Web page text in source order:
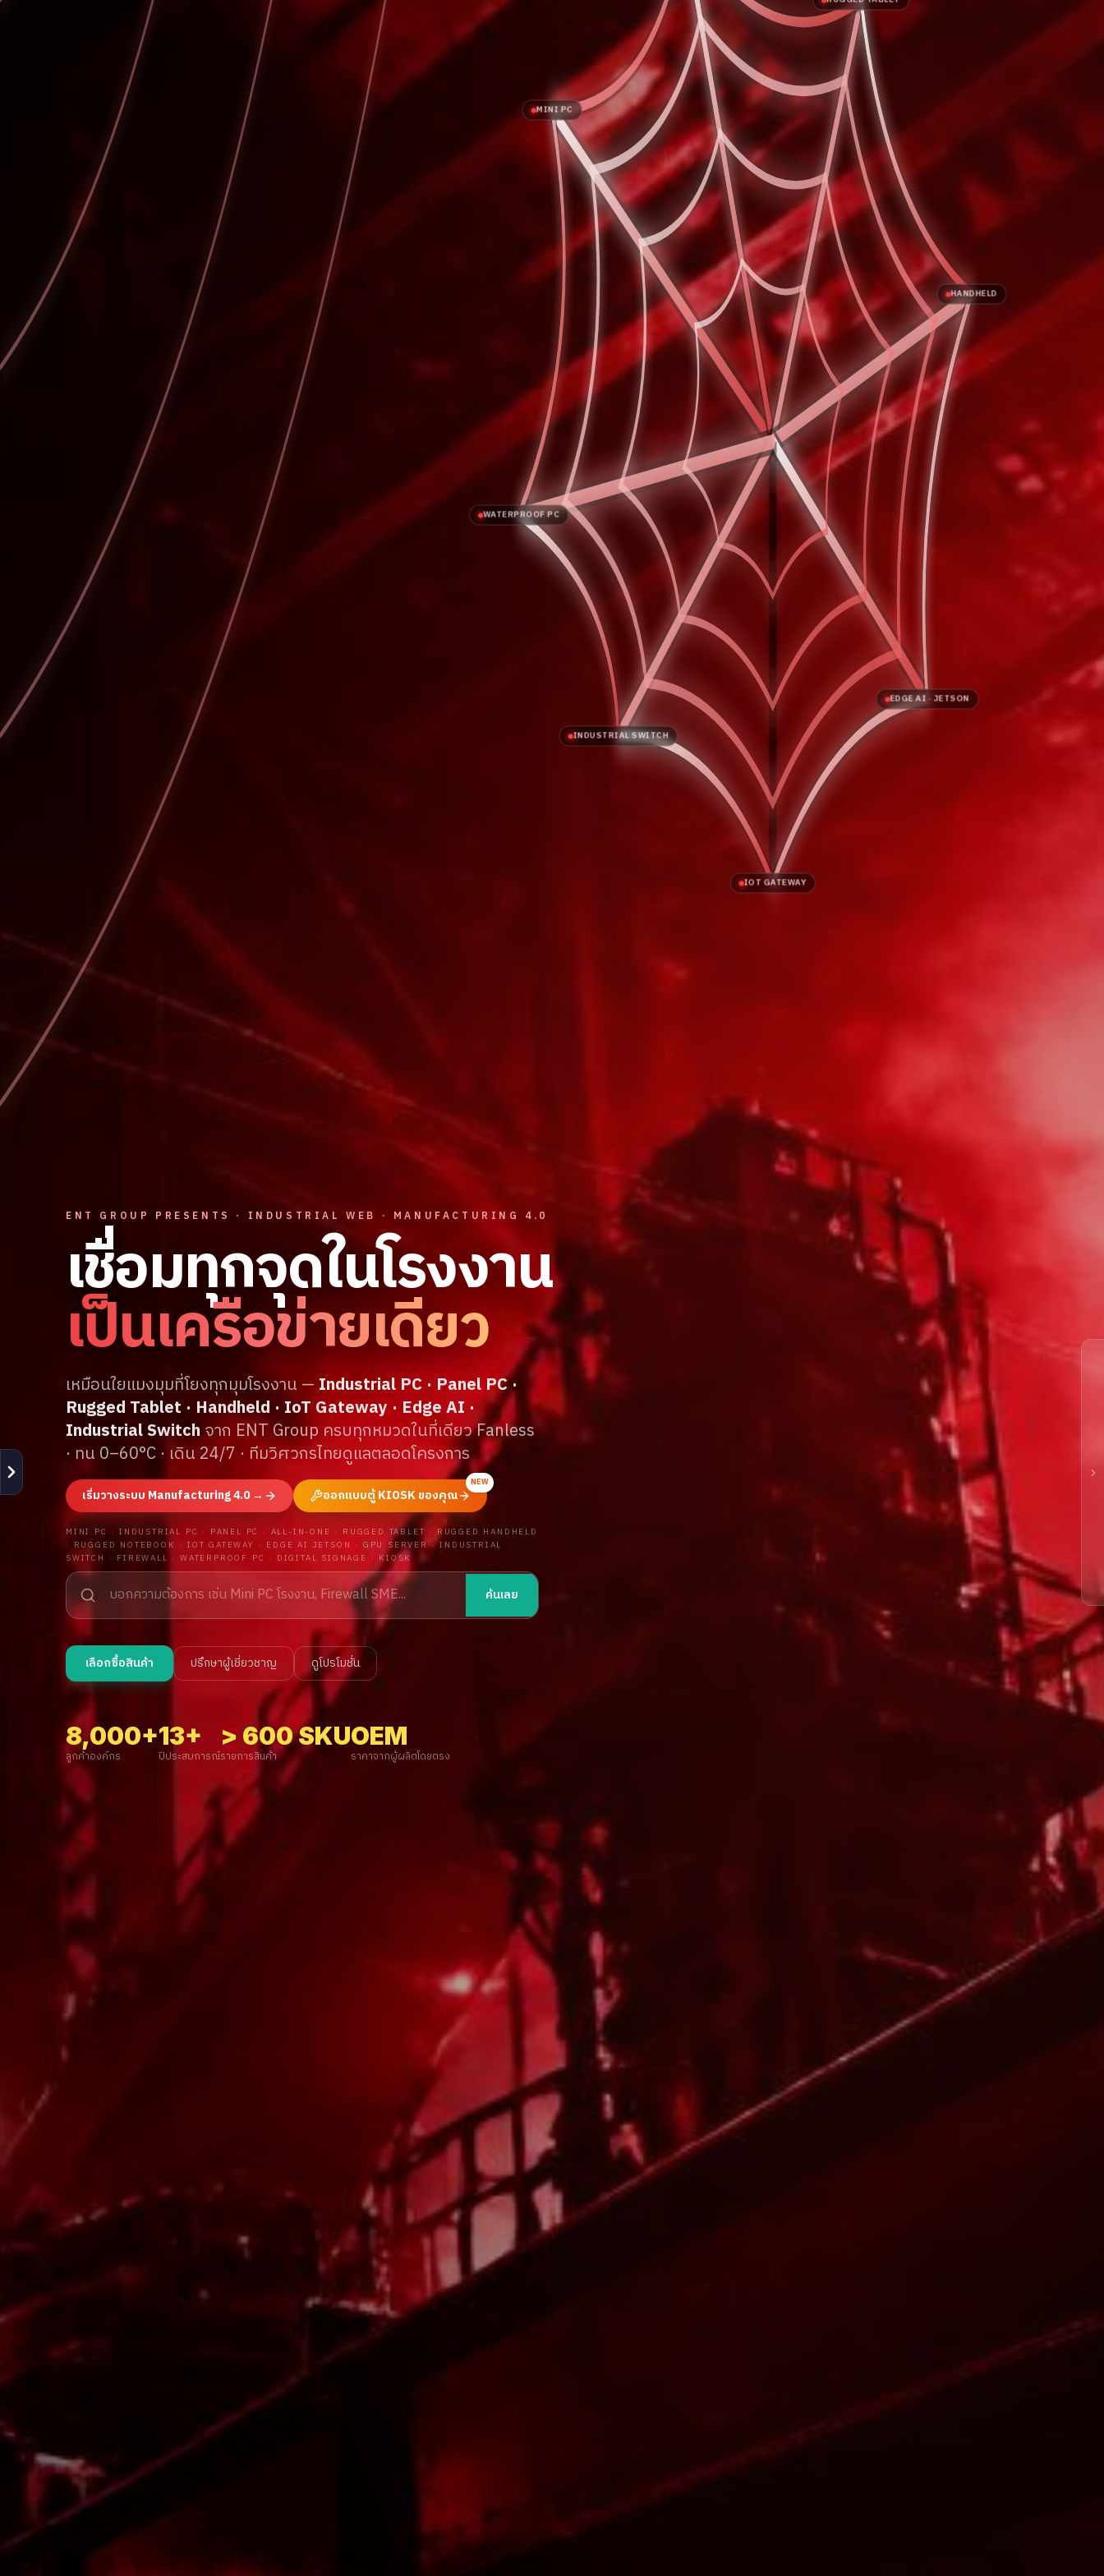
MINI PC
HANDHELD
EDGE AI · JETSON
IOT GATEWAY
INDUSTRIAL SWITCH
WATERPROOF PC
ENT GROUP PRESENTS · INDUSTRIAL WEB · MANUFACTURING 4.0
เชื่อมทุกจุดในโรงงาน
เป็นเครือข่ายเดียว
เหมือนใยแมงมุมที่โยงทุกมุมโรงงาน — Industrial PC · Panel PC ·
Rugged Tablet · Handheld · IoT Gateway · Edge AI ·
Industrial Switchจาก ENT Group ครบทุกหมวดในที่เดียว Fanless
· ทน 0–60°C · เดิน 24/7 · ทีมวิศวกรไทยดูแลตลอดโครงการ
เริ่มวางระบบ Manufacturing 4.0 →
NEW
ออกแบบตู้ KIOSK ของคุณ
MINI PC · INDUSTRIAL PC · PANEL PC · ALL-IN-ONE · RUGGED TABLET · RUGGED HANDHELD
· RUGGED NOTEBOOK · IOT GATEWAY · EDGE AI JETSON · GPU SERVER · INDUSTRIAL
SWITCH · FIREWALL · WATERPROOF PC · DIGITAL SIGNAGE · KIOSK
ค้นเลย
เลือกซื้อสินค้า ปรึกษาผู้เชี่ยวชาญ ดูโปรโมชั่น
8,000+
ลูกค้าองค์กร
13+
ปีประสบการณ์
> 600 SKU
รายการสินค้า
OEM
ราคาจากผู้ผลิตโดยตรง